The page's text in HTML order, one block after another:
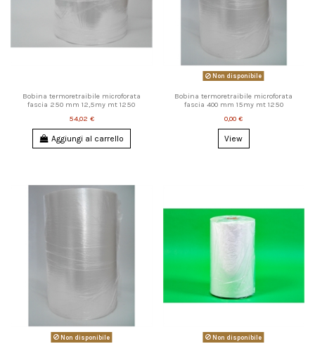
Bobina termoretraibile microforata
fascia 250 mm 12,5my mt 1250
54,02 €
Aggiungi al carrello
Non disponibile
Bobina termoretraibile microforata
fascia 400 mm 15my mt 1250
0,00 €
View
Non disponibile Non disponibile